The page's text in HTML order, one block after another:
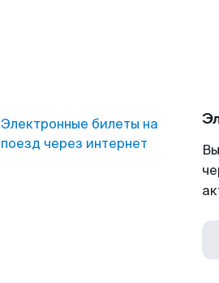
Электронные билеты на
поезд через интернет